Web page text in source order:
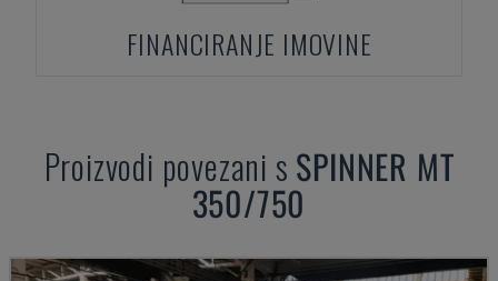
FINANCIRANJE IMOVINE
Proizvodi povezani s SPINNER MT
350/750